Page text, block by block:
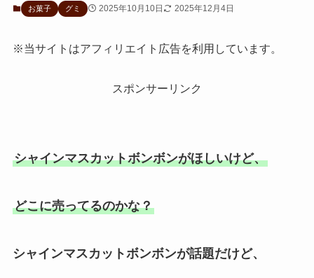
お菓子 グミ 2025年10月10日 2025年12月4日
※当サイトはアフィリエイト広告を利用しています。
スポンサーリンク
シャインマスカットボンボンがほしいけど、
どこに売ってるのかな？
シャインマスカットボンボンが話題だけど、